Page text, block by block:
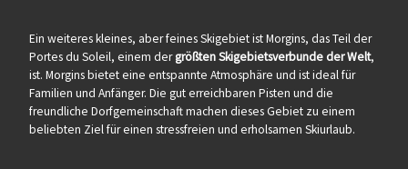
Ein weiteres kleines, aber feines Skigebiet ist Morgins, das Teil der
Portes du Soleil, einem dergrößten Skigebietsverbunde der Welt,
ist. Morgins bietet eine entspannte Atmosphäre und ist ideal für
Familien und Anfänger. Die gut erreichbaren Pisten und die
freundliche Dorfgemeinschaft machen dieses Gebiet zu einem
beliebten Ziel für einen stressfreien und erholsamen Skiurlaub.